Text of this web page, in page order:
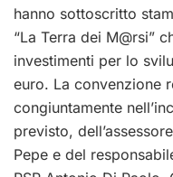
hanno sottoscritto
“La Terra dei M@rsi”
investimenti per lo
euro. La convenzione
congiuntamente
previsto,
Pepe e del